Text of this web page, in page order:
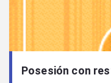
Posesión con